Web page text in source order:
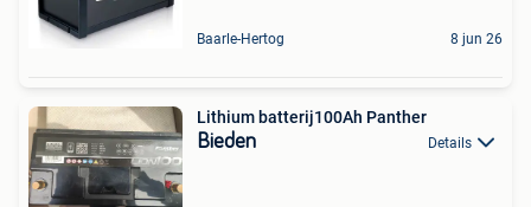
Baarle-Hertog 8 jun 26
Lithium batterij100Ah Panther
Bieden Details